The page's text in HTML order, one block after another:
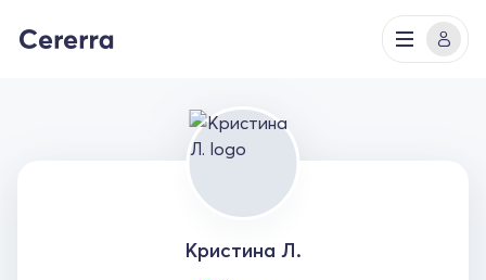
Кристина Л.